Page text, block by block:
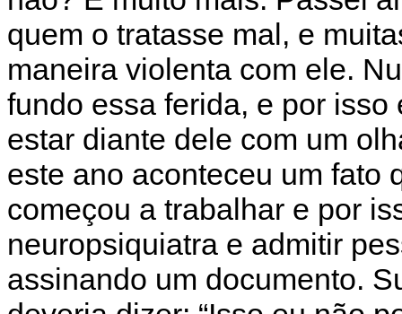
quem o tratasse mal, e
maneira violenta com ele.
fundo essa ferida, e por
estar diante dele com um
este ano aconteceu um fato
começou a trabalhar e por
neuropsiquiatra e admitir
assinando um documento.